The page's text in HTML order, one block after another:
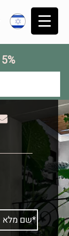
5% הנחה להזמנות מקוונות